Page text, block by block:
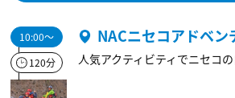
10:00～
120分
NACニセコアドベン
人気アクティビティでニセコ